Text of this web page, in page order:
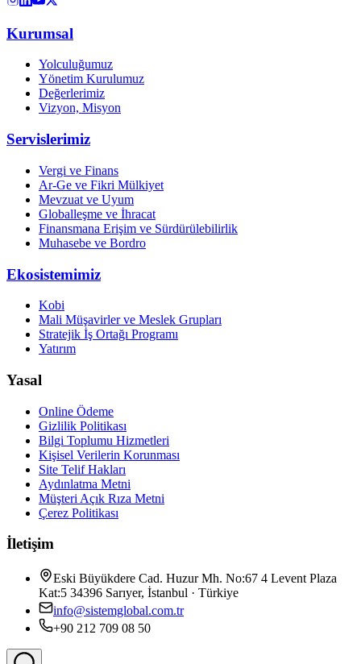
Kurumsal
Yolculuğumuz
Yönetim Kurulumuz
Değerlerimiz
Vizyon, Misyon
Servislerimiz
Vergi ve Finans
Ar-Ge ve Fikri Mülkiyet
Mevzuat ve Uyum
Globalleşme ve İhracat
Finansmana Erişim ve Sürdürülebilirlik
Muhasebe ve Bordro
Ekosistemimiz
Kobi
Mali Müşavirler ve Meslek Grupları
Stratejik İş Ortağı Programı
Yatırım
Yasal
Online Ödeme
Gizlilik Politikası
Bilgi Toplumu Hizmetleri
Kişisel Verilerin Korunması
Site Telif Hakları
Aydınlatma Metni
Müşteri Açık Rıza Metni
Çerez Politikası
İletişim
Eski Büyükdere Cad. Huzur Mh. No:67 4 Levent Plaza
Kat:5 34396 Sarıyer, İstanbul · Türkiye
info@sistemglobal.com.tr
+90 212 709 08 50